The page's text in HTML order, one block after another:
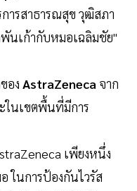
การสาธารณสุข วุฒิสภา
นเก้ากับหมอเฉลิมชัย"
อง AstraZeneca จาก
ในเขตพื้นที่มีการ
เพียงหนึ่ง
ในการป้องกันไวรัส